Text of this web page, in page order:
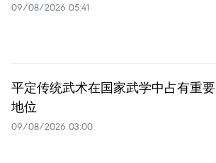
09/08/2026 05:41
平定传统武术在国家武学中占有重要
地位
09/08/2026 03:00